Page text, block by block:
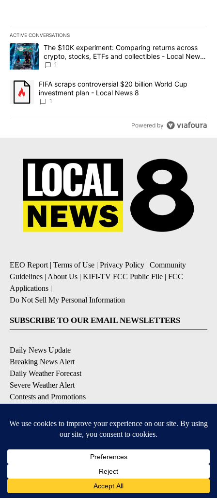
ACTIVE CONVERSATIONS
The following is a list of the most commented articles in the last
A trending article titled "The $10K experiment: Comparing
The $10K experiment: Comparing returns across
crypto, stocks, ETFs and collectibles - Local News
8
1
A trending article titled "FIFA scraps controversial $20 billion
FIFA scraps controversial $20 billion World Cup
investment plan - Local News 8
1
Powered by
EEO Report| Terms of Use | Privacy Policy | Community
Guidelines | About Us | KIFI-TV FCC Public File | FCC
Applications |
Do Not Sell My Personal Information
SUBSCRIBE TO OUR EMAIL NEWSLETTERS
Daily News Update
Breaking News Alert
Daily Weather Forecast
Severe Weather Alert
Contests and Promotions